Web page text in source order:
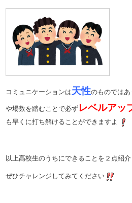
コミュニケーションは天性のものでは
や場数を踏むことで必ず レベルアッ
も早くに打ち解けることができますよ
以上高校生のうちにできることを２点紹
ぜひチャレンジしてみてください